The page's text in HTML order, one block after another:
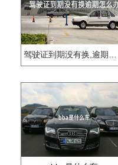
驾驶证到期没有换,逾期怎么办??